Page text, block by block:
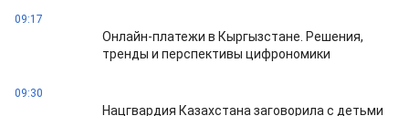
09:17
Онлайн-платежи в Кыргызстане. Решения,
тренды и перспективы цифрономики
09:30
Нацгвардия Казахстана заговорила с детьми